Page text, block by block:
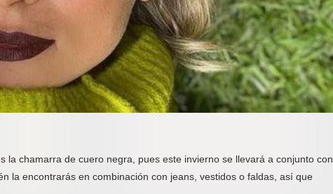
la chamarra de cuero negra, pues este invierno se llevará a conjunto con
la encontrarás en combinación con jeans, vestidos o faldas, así que